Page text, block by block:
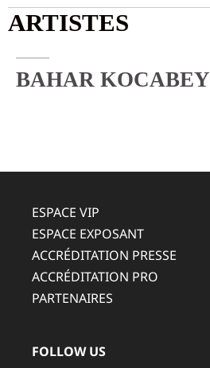
ARTISTES
BAHAR KOCABEY
ESPACE VIP
ESPACE EXPOSANT
ACCRÉDITATION PRESSE
ACCRÉDITATION PRO
PARTENAIRES
FOLLOW US